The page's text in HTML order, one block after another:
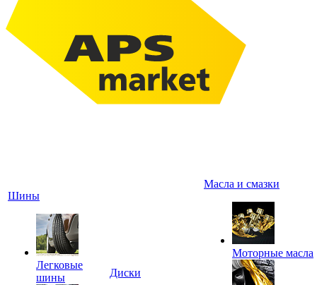
Шины
Легковые
шины
Диски
Масла и смазки
Моторные масла